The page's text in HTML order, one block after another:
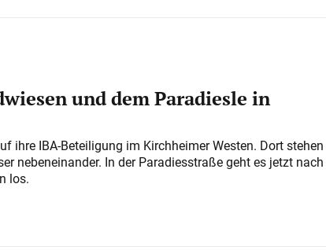
und dem Paradiesle in
ihre IBA-Beteiligung im Kirchheimer Westen. Dort stehen
nebeneinander. In der Paradiesstraße geht es jetzt nach
los.